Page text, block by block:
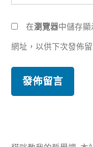
在瀏覽器中儲存
網址，以供下次發佈留